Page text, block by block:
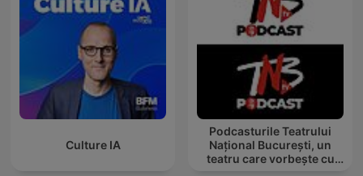
Culture IA
Podcasturile Teatrului
Național București, un
teatru care vorbește cu